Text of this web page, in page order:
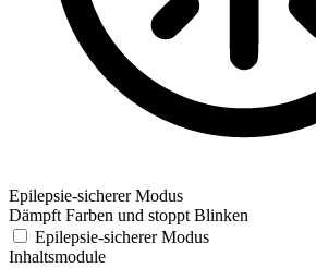
Epilepsie-sicherer Modus
Dämpft Farben und stoppt Blinken
Epilepsie-sicherer Modus
Inhaltsmodule